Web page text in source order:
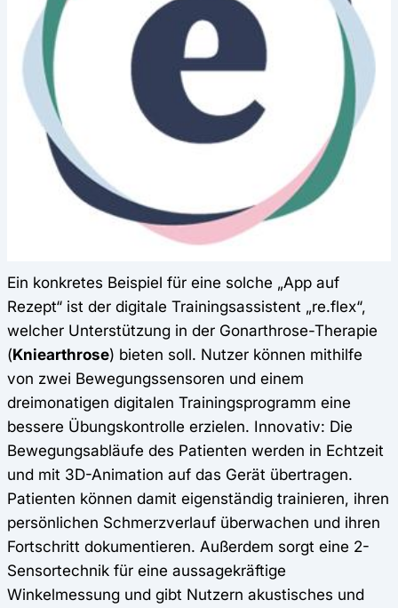
Ein konkretes Beispiel für eine solche „App auf
Rezept“ ist der digitale Trainingsassistent „re.flex“,
welcher Unterstützung in der Gonarthrose-Therapie
(Kniearthrose) bieten soll. Nutzer können mithilfe
von zwei Bewegungssensoren und einem
dreimonatigen digitalen Trainingsprogramm eine
bessere Übungskontrolle erzielen. Innovativ: Die
Bewegungsabläufe des Patienten werden in Echtzeit
und mit 3D-Animation auf das Gerät übertragen.
Patienten können damit eigenständig trainieren, ihren
persönlichen Schmerzverlauf überwachen und ihren
Fortschritt dokumentieren. Außerdem sorgt eine 2-
Sensortechnik für eine aussagekräftige
Winkelmessung und gibt Nutzern akustisches und